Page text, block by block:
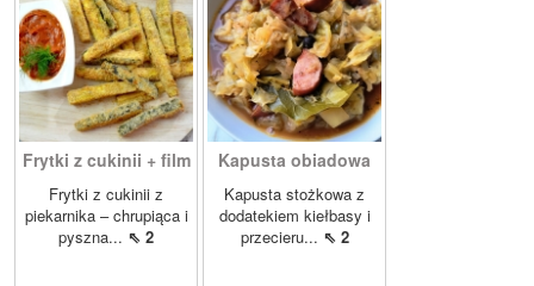
Frytki z cukinii + film
Frytki z cukinii z
piekarnika – chrupiąca i
pyszna... ⇖ 2
Kapusta obiadowa
Kapusta stożkowa z
dodatekiem kiełbasy i
przecieru... ⇖ 2